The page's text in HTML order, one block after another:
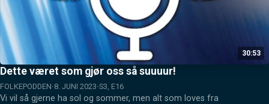
30:53
Dette været som gjør oss så suuuur!
FOLKEPODDEN 8. JUNI 2023 S3, E16
Vi vil så gjerne ha sol og sommer, men alt som loves fra